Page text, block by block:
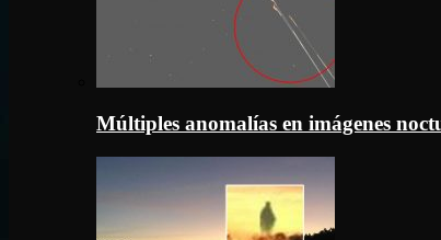
Múltiples anomalías en imágenes